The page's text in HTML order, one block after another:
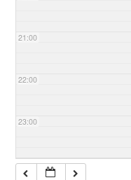
21:00
22:00
23:00